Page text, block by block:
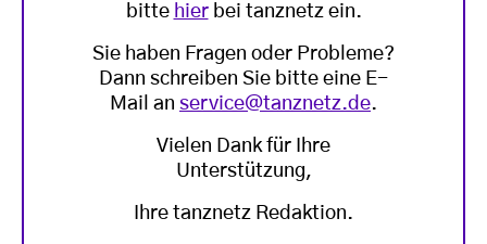
bitte hierbei tanznetz ein.
Sie haben Fragen oder Probleme?
Dann schreiben Sie bitte eine E-
Mail an service@tanznetz.de.
Vielen Dank für Ihre
Unterstützung,
Ihre tanznetz Redaktion.